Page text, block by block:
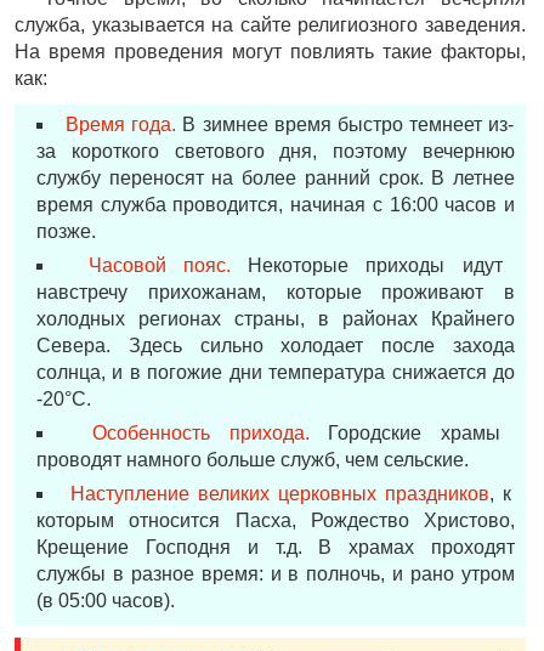
служба, указывается на сайте религиозного заведения.
На время проведения могут повлиять такие факторы,
как:
Время года. В зимнее время быстро темнеет из-
за короткого светового дня, поэтому вечернюю
службу переносят на более ранний срок. В летнее
время служба проводится, начиная с 16:00 часов и
позже.
Часовой пояс. Некоторые приходы идут
навстречу прихожанам, которые проживают в
холодных регионах страны, в районах Крайнего
Севера. Здесь сильно холодает после захода
солнца, и в погожие дни температура снижается до
-20°С.
Особенность прихода. Городские храмы
проводят намного больше служб, чем сельские.
Наступление великих церковных праздников, к
которым относится Пасха, Рождество Христово,
Крещение Господня и т.д. В храмах проходят
службы в разное время: и в полночь, и рано утром
(в 05:00 часов).